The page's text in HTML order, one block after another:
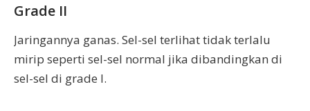
Grade II
Jaringannya ganas. Sel-sel terlihat tidak terlalu
mirip seperti sel-sel normal jika dibandingkan di
sel-sel di grade I.